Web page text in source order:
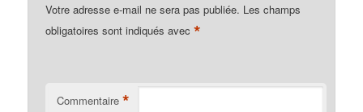
Votre adresse e-mail ne sera pas publiée. Les champs
obligatoires sont indiqués avec*
Commentaire *